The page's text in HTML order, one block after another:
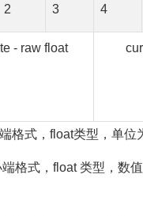
2
3
4
- raw float
格式，float类型，单位
格式，float 类型，数